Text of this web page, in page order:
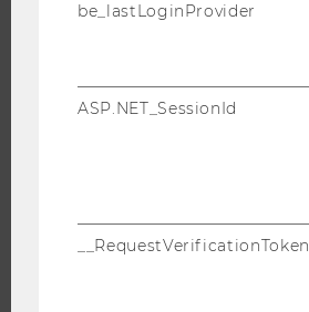
WIRTSCHAFT UND GESELLSCHAFT
EVENTS ARCHIV
be_lastLoginProvider
ASP.NET_SessionId
__RequestVerificationToken